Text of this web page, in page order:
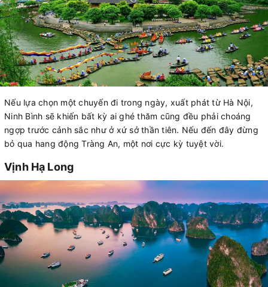
Nếu lựa chọn một chuyến đi trong ngày, xuất phát từ Hà Nội,
Ninh Bình sẽ khiến bất kỳ ai ghé thăm cũng đều phải choáng
ngợp trước cảnh sắc như ở xứ sở thần tiên. Nếu đến đây đừng
bỏ qua hang động Tràng An, một nơi cực kỳ tuyệt vời.
Vịnh Hạ Long